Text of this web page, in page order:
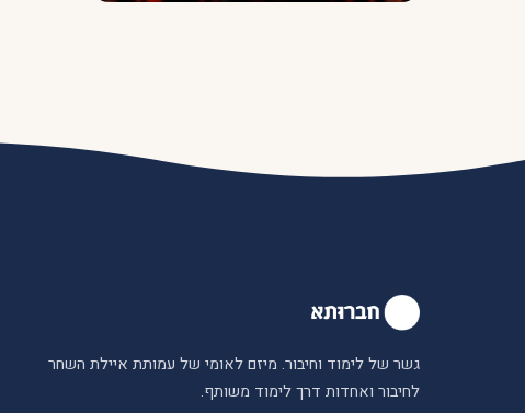
גשר של לימוד וחיבור. מיזם לאומי של עמותת איילת השחר
לחיבור ואחדות דרך לימוד משותף.